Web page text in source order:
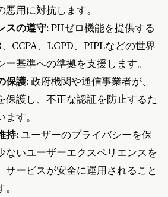
用に対抗します。
スの遵守:PIIゼロ機能を提供する
CCPA、LGPD、PIPLなどの世界
ー基準への準拠を支援します。
保護:政府機関や通信事業者が、
保護し、不正な認証を防止するた
す。
持:ユーザーのプライバシーを保
ないユーザーエクスペリエンスを
サービスが安全に運用されること